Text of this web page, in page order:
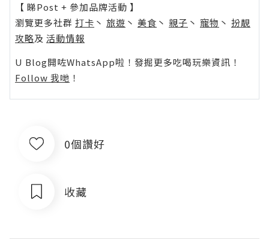
【 睇Post + 參加品牌活動 】
瀏覽更多社群 打卡 丶 旅遊 丶 美食 丶 親子 丶 寵物 丶 扮靚
攻略及 活動情報
U Blog開咗WhatsApp啦！發掘更多吃喝玩樂資訊！
Follow 我哋 ！
0個讚好
收藏